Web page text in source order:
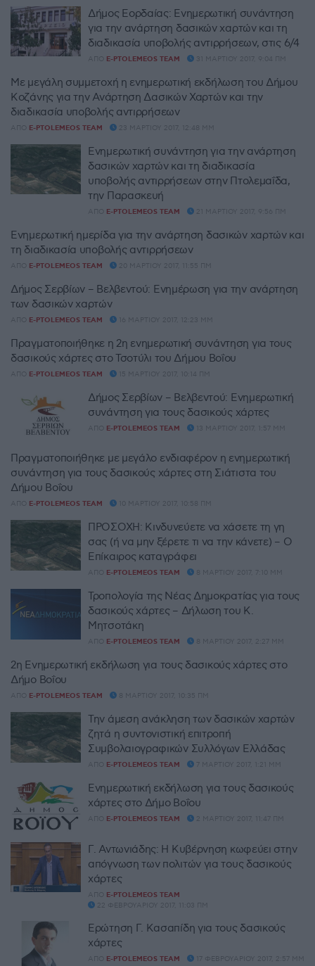
Δήμος Εορδαίας: Ενημερωτική συνάντηση
για την ανάρτηση δασικών χαρτών και τη
διαδικασία υποβολής αντιρρήσεων, στις 6/4
ΑΠΌ E-PTOLEMEOS TEAM 31 ΜΑΡΤΊΟΥ 2017, 9:04 ΠΜ
Με μεγάλη συμμετοχή η ενημερωτική εκδήλωση του Δήμου
Κοζάνης για την Ανάρτηση Δασικών Χαρτών και την
διαδικασία υποβολής αντιρρήσεων
ΑΠΌ E-PTOLEMEOS TEAM 23 ΜΑΡΤΊΟΥ 2017, 12:48 ΜΜ
Ενημερωτική συνάντηση για την ανάρτηση
δασικών χαρτών και τη διαδικασία
υποβολής αντιρρήσεων στην Πτολεμαΐδα,
την Παρασκευή
ΑΠΌ E-PTOLEMEOS TEAM 21 ΜΑΡΤΊΟΥ 2017, 9:56 ΠΜ
Ενημερωτική ημερίδα για την ανάρτηση δασικών χαρτών και
τη διαδικασία υποβολής αντιρρήσεων
ΑΠΌ E-PTOLEMEOS TEAM 20 ΜΑΡΤΊΟΥ 2017, 11:55 ΠΜ
Δήμος Σερβίων – Βελβεντού: Ενημέρωση για την ανάρτηση
των δασικών χαρτών
ΑΠΌ E-PTOLEMEOS TEAM 16 ΜΑΡΤΊΟΥ 2017, 12:23 ΜΜ
Πραγματοποιήθηκε η 2η ενημερωτική συνάντηση για τους
δασικούς χάρτες στο Τσοτύλι του Δήμου Βοΐου
ΑΠΌ E-PTOLEMEOS TEAM 15 ΜΑΡΤΊΟΥ 2017, 10:14 ΠΜ
Δήμος Σερβίων – Βελβεντού: Ενημερωτική
συνάντηση για τους δασικούς χάρτες
ΑΠΌ E-PTOLEMEOS TEAM 13 ΜΑΡΤΊΟΥ 2017, 1:57 ΜΜ
Πραγματοποιήθηκε με μεγάλο ενδιαφέρον η ενημερωτική
συνάντηση για τους δασικούς χάρτες στη Σιάτιστα του
Δήμου Βοΐου
ΑΠΌ E-PTOLEMEOS TEAM 10 ΜΑΡΤΊΟΥ 2017, 10:58 ΠΜ
ΠΡΟΣΟΧΗ: Κινδυνεύετε να χάσετε τη γη
σας (ή να μην ξέρετε τι να την κάνετε) – Ο
Επίκαιρος καταγράφει
ΑΠΌ E-PTOLEMEOS TEAM 8 ΜΑΡΤΊΟΥ 2017, 7:10 ΜΜ
Τροπολογία της Νέας Δημοκρατίας για τους
δασικούς χάρτες – Δήλωση του Κ.
Μητσοτάκη
ΑΠΌ E-PTOLEMEOS TEAM 8 ΜΑΡΤΊΟΥ 2017, 2:27 ΜΜ
2η Ενημερωτική εκδήλωση για τους δασικούς χάρτες στο
Δήμο Βοΐου
ΑΠΌ E-PTOLEMEOS TEAM 8 ΜΑΡΤΊΟΥ 2017, 10:35 ΠΜ
Την άμεση ανάκληση των δασικών χαρτών
ζητά η συντονιστική επιτροπή
Συμβολαιογραφικών Συλλόγων Ελλάδας
ΑΠΌ E-PTOLEMEOS TEAM 7 ΜΑΡΤΊΟΥ 2017, 1:21 ΜΜ
Ενημερωτική εκδήλωση για τους δασικούς
χάρτες στο Δήμο Βοΐου
ΑΠΌ E-PTOLEMEOS TEAM 2 ΜΑΡΤΊΟΥ 2017, 11:47 ΠΜ
Γ. Αντωνιάδης: Η Κυβέρνηση κωφεύει στην
απόγνωση των πολιτών για τους δασικούς
χάρτες
ΑΠΌ E-PTOLEMEOS TEAM
22 ΦΕΒΡΟΥΑΡΊΟΥ 2017, 11:03 ΠΜ
Ερώτηση Γ. Κασαπίδη για τους δασικούς
χάρτες
ΑΠΌ E-PTOLEMEOS TEAM 17 ΦΕΒΡΟΥΑΡΊΟΥ 2017, 2:57 ΜΜ